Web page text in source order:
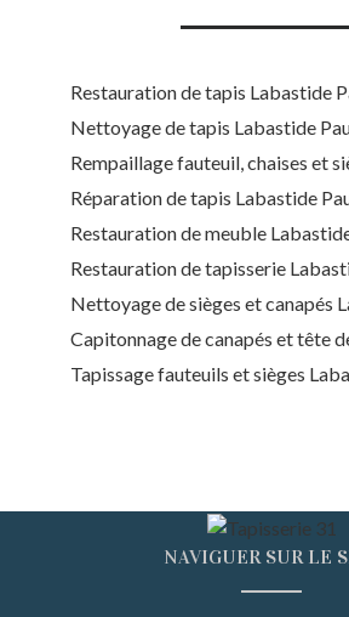
Restauration de tapis Labastide
Nettoyage de tapis Labastide
Rempaillage fauteuil, chaises et
Réparation de tapis Labastide
Restauration de meuble
Restauration de tapisserie
Nettoyage de sièges et canapés
Capitonnage de canapés et tête
Tapissage fauteuils et sièges
NAVIGUER SUR LE